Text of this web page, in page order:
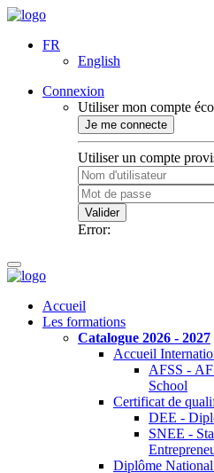
FR
English
Connexion
Utiliser mon compte
Je me connecte
Utiliser un compte
Valider
Error:
Accueil
Les formations
Catalogue 2026 - 2027
Accueil
AFSS -
School
Certificat de
DEE -
SNEE -
Diplôme